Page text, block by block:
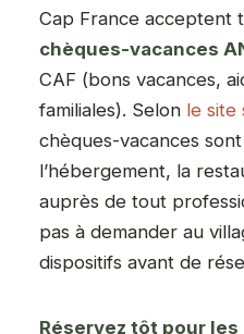
Cap France acceptent
chèques-vacances
CAF (bons vacances,
familiales). Selon le site
chèques-vacances
l’hébergement, la
auprès de tout
pas à demander au
dispositifs avant de
Réservez tôt pour